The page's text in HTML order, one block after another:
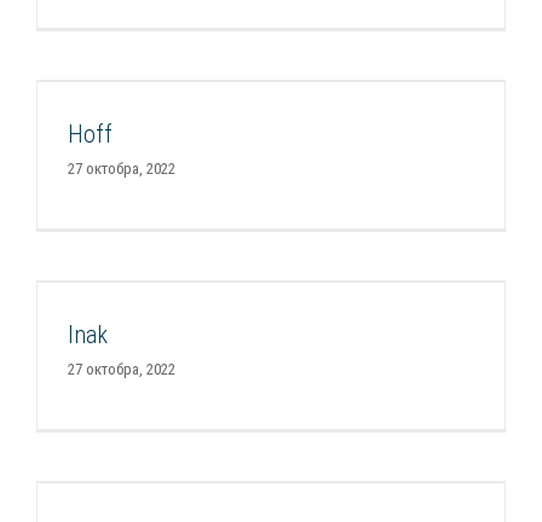
Hoff
27 октобра, 2022
Inak
27 октобра, 2022